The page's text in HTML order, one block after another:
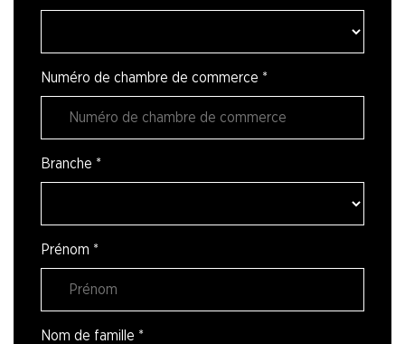
Numéro de chambre de commerce *
Branche *
Prénom *
Nom de famille *